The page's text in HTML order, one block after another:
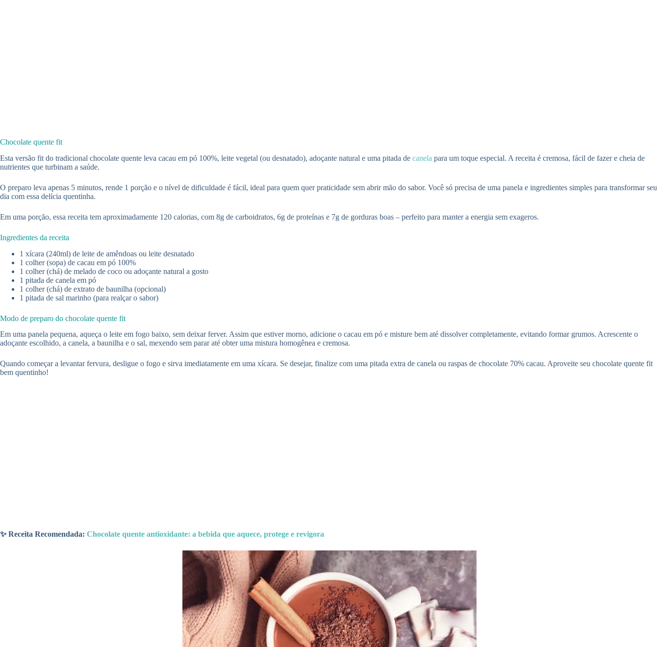
Chocolate quente fit
Esta versão fit do tradicional chocolate quente leva cacau em pó 100%, leite vegetal (ou desnatado), adoçante natural e uma pitada de canela para um toque especial. A receita é cremosa, fácil de fazer e cheia de
nutrientes que turbinam a saúde.
O preparo leva apenas 5 minutos, rende 1 porção e o nível de dificuldade é fácil, ideal para quem quer praticidade sem abrir mão do sabor. Você só precisa de uma panela e ingredientes simples para transformar seu
dia com essa delícia quentinha.
Em uma porção, essa receita tem aproximadamente 120 calorias, com 8g de carboidratos, 6g de proteínas e 7g de gorduras boas – perfeito para manter a energia sem exageros.
Ingredientes da receita
1 xícara (240ml) de leite de amêndoas ou leite desnatado
1 colher (sopa) de cacau em pó 100%
1 colher (chá) de melado de coco ou adoçante natural a gosto
1 pitada de canela em pó
1 colher (chá) de extrato de baunilha (opcional)
1 pitada de sal marinho (para realçar o sabor)
Modo de preparo do chocolate quente fit
Em uma panela pequena, aqueça o leite em fogo baixo, sem deixar ferver. Assim que estiver morno, adicione o cacau em pó e misture bem até dissolver completamente, evitando formar grumos. Acrescente o
adoçante escolhido, a canela, a baunilha e o sal, mexendo sem parar até obter uma mistura homogênea e cremosa.
Quando começar a levantar fervura, desligue o fogo e sirva imediatamente em uma xícara. Se desejar, finalize com uma pitada extra de canela ou raspas de chocolate 70% cacau. Aproveite seu chocolate quente fit
bem quentinho!
✨ Receita Recomendada: Chocolate quente antioxidante: a bebida que aquece, protege e revigora